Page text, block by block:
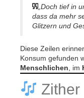
„Doch tief in
dass da mehr
Glitzern und
Diese Zeilen
Konsum gefunden
Menschlichen , im
Zither